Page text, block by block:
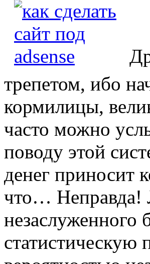
трепетом, ибо
кормилицы,
часто можно
поводу этой
денег приносит
что… Неправда!
незаслуженного
статистическую